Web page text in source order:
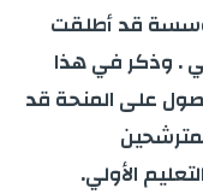
قد أطلقت
. وذكر في هذا
على المنحة قد